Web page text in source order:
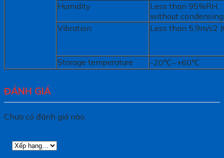
Humidity
Less than 95%RH,
without condensing
Vibration
Less than 5.9m/s2
Storage temperature -20℃~+60℃
ĐÁNH GIÁ
Chưa có đánh giá nào.